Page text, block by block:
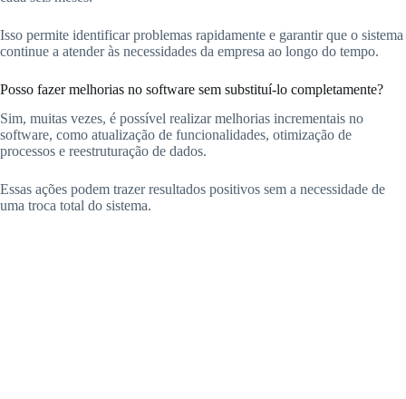
Isso permite identificar problemas rapidamente e garantir que o sistema
continue a atender às necessidades da empresa ao longo do tempo.
Posso fazer melhorias no software sem substituí-lo completamente?
Sim, muitas vezes, é possível realizar melhorias incrementais no
software, como atualização de funcionalidades, otimização de
processos e reestruturação de dados.
Essas ações podem trazer resultados positivos sem a necessidade de
uma troca total do sistema.